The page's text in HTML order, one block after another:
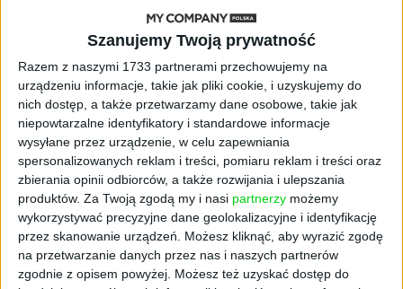
Szanujemy Twoją prywatność
Razem z naszymi 1733 partnerami przechowujemy na
urządzeniu informacje, takie jak pliki cookie, i uzyskujemy do
nich dostęp, a także przetwarzamy dane osobowe, takie jak
niepowtarzalne identyfikatory i standardowe informacje
wysyłane przez urządzenie, w celu zapewniania
spersonalizowanych reklam i treści, pomiaru reklam i treści oraz
zbierania opinii odbiorców, a także rozwijania i ulepszania
produktów. Za Twoją zgodą my i nasi partnerzy możemy
wykorzystywać precyzyjne dane geolokalizacyjne i identyfikację
przez skanowanie urządzeń. Możesz kliknąć, aby wyrazić zgodę
na przetwarzanie danych przez nas i naszych partnerów
zgodnie z opisem powyżej. Możesz też uzyskać dostęp do
kształtowały rzeczywistość w najbliższych
latach. W jakim kierunku powinien podążać
teraz biznes? Po jakie rozwiązania sięgać? Na
czym polegają wyzwania stojące przed
firmami? Na te i wiele innych tematów
porozmawiajmy 25 maja 2022 r. w Centrum
EXPO XXI. Do zobaczenia! – mówi Marzena
Strzelczak, dyrektorka generalna Forum
Odpowiedzialnego Biznesu.
Dzięki obecności ekspertów_ek i
praktyków_czek Targi CSR dają szerokie pole
do networkingu w kręgach zainteresowanych
obszarami takimi jak: zrównoważony rozwój,